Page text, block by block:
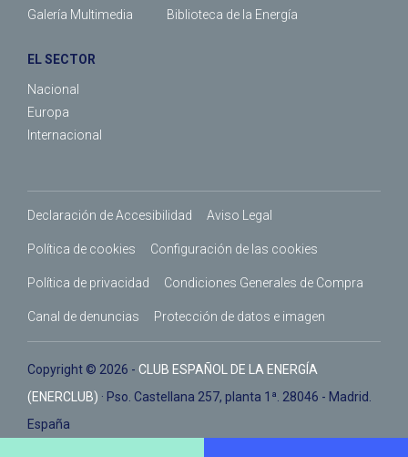
Galería Multimedia
Biblioteca de la Energía
EL SECTOR
Nacional
Europa
Internacional
Declaración de Accesibilidad Aviso Legal
Política de cookies Configuración de las cookies
Política de privacidad Condiciones Generales de Compra
Canal de denuncias Protección de datos e imagen
Copyright © 2026 - CLUB ESPAÑOL DE LA ENERGÍA
(ENERCLUB) · Pso. Castellana 257, planta 1ª. 28046 - Madrid.
España